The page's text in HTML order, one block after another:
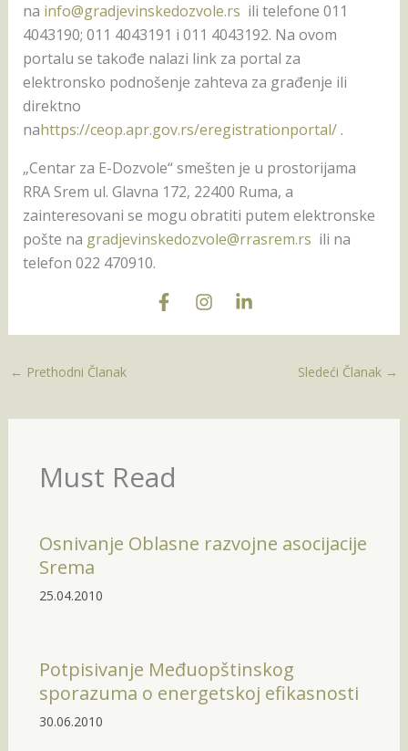
na info@gradjevinskedozvole.rs ili telefone 011
4043190; 011 4043191 i 011 4043192. Na ovom
portalu se takođe nalazi link za portal za
elektronsko podnošenje zahteva za građenje ili
direktno
nahttps://ceop.apr.gov.rs/eregistrationportal/.
„Centar za E-Dozvole“ smešten je u prostorijama
RRA Srem ul. Glavna 172, 22400 Ruma, a
zainteresovani se mogu obratiti putem elektronske
pošte na gradjevinskedozvole@rrasrem.rs ili na
telefon 022 470910.
← Prethodni Članak Sledeći Članak →
Must Read
Osnivanje Oblasne razvojne asocijacije
Srema
25.04.2010
Potpisivanje Međuopštinskog
sporazuma o energetskoj efikasnosti
30.06.2010